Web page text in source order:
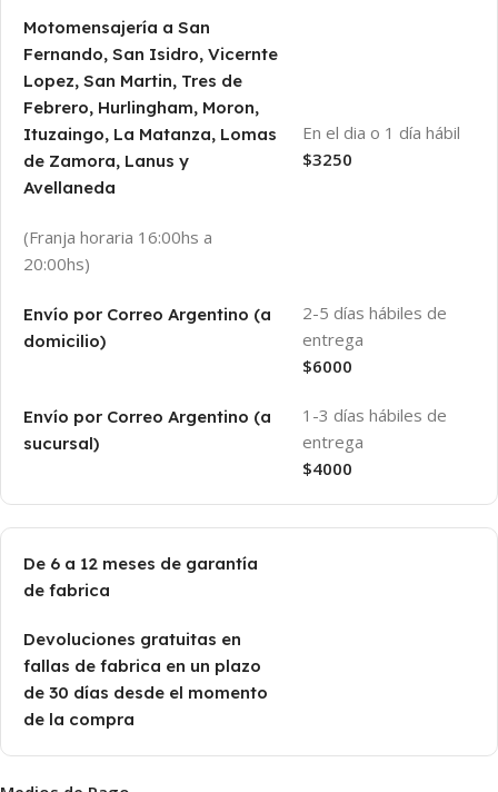
Motomensajería a San
Fernando, San Isidro, Vicernte
Lopez, San Martin, Tres de
Febrero, Hurlingham, Moron,
Ituzaingo, La Matanza, Lomas
de Zamora, Lanus y
Avellaneda
(Franja horaria 16:00hs a
20:00hs)
En el dia o 1 día hábil
$3250
Envío por Correo Argentino (a
domicilio)
2-5 días hábiles de
entrega
$6000
Envío por Correo Argentino (a
sucursal)
1-3 días hábiles de
entrega
$4000
De 6 a 12 meses de garantía
de fabrica
Devoluciones gratuitas en
fallas de fabrica en un plazo
de 30 días desde el momento
de la compra